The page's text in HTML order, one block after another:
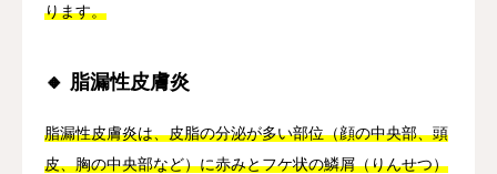
ります。
🔸 脂漏性皮膚炎
脂漏性皮膚炎は、皮脂の分泌が多い部位（顔の中央部、頭
皮、胸の中央部など）に赤みとフケ状の鱗屑（りんせつ）